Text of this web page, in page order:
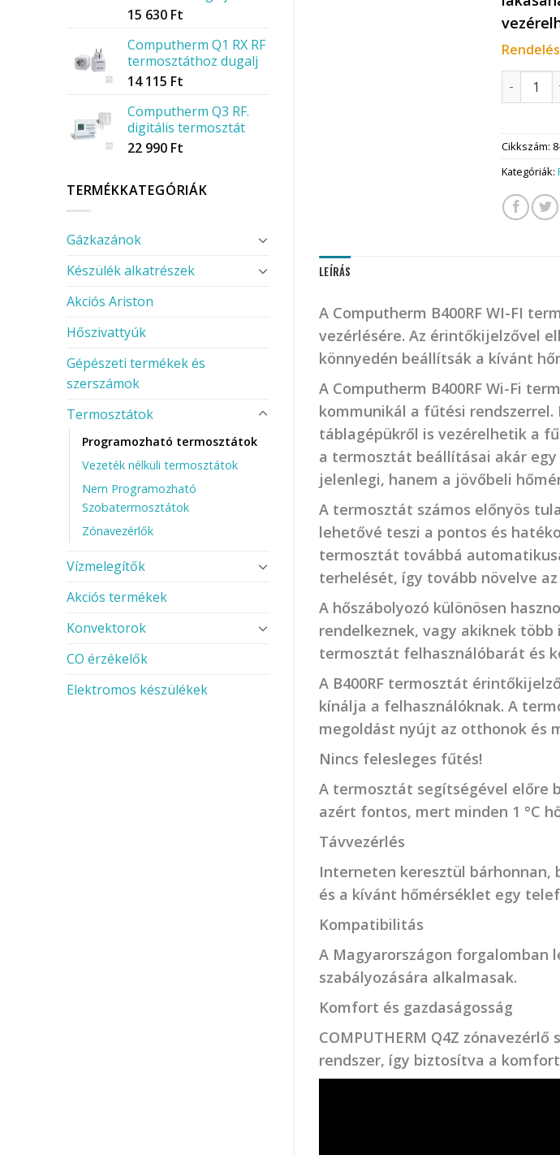
15 630 Ft
Computherm Q1 RX RF
termosztáthoz dugalj
14 115 Ft
Computherm Q3 RF.
digitális termosztát
22 990 Ft
TERMÉKKATEGÓRIÁK
Gázkazánok
Készülék alkatrészek
Akciós Ariston
Hőszivattyúk
Gépészeti termékek és
szerszámok
Termosztátok
Programozható termosztátok
Vezeték nélküli termosztátok
Nem Programozható
Szobatermosztátok
Zónavezérlők
Vízmelegítők
Akciós termékek
Konvektorok
CO érzékelők
Elektromos készülékek
Cikkszám:
Kategóriák:
LEÍRÁS
A Computherm B400RF WI-FI
vezérlésére. Az érintőkijelzővel
könnyedén beállítsák a kívánt
A Computherm B400RF Wi-Fi
kommunikál a fűtési
táblagépükről is vezérelhetik a
a termosztát beállításai akár
jelenlegi, hanem a jövőbeli
A termosztát számos előnyös
lehetővé teszi a pontos és
termosztát továbbá
terhelését, így tovább növelve
A hőszábolyozó különösen
rendelkeznek, vagy akiknek
termosztát felhasználóbarát és
A B400RF termosztát
kínálja a felhasználóknak. A
megoldást nyújt az otthonok és
Nincs felesleges fűtés!
A termosztát segítségével előre
azért fontos, mert minden 1 °C
Távvezérlés
Interneten keresztül
és a kívánt hőmérséklet egy
Kompatibilitás
A Magyarországon forgalomban
szabályozására alkalmasak.
Komfort és gazdaságosság
COMPUTHERM Q4Z
rendszer, így biztosítva a